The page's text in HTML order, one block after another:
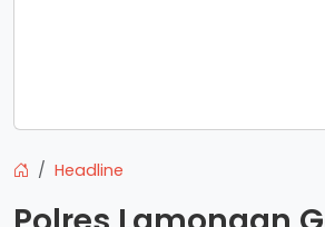
Headline